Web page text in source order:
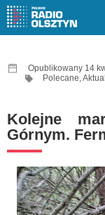
Opublikowany 14
Polecane,
Kolejne
Górnym.